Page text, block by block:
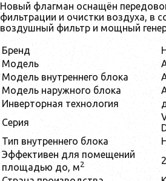
Новый флагман оснащён
фильтрации и очистки воздуха, в
воздушный фильтр и мощный
Бренд
Модель
Модель внутреннего блока
Модель наружного блока
Инверторная технология
Серия
Тип внутреннего блока
Эффективен для помещений
площадью до, м2